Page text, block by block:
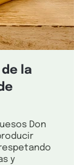
la
Don
y